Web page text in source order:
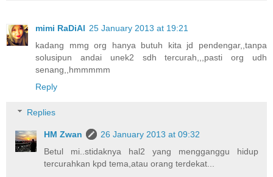
mimi RaDiAl 25 January 2013 at 19:21
kadang mmg org hanya butuh kita jd pendengar,,tanpa
solusipun andai unek2 sdh tercurah,,,pasti org udh
senang,,hmmmmm
Reply
Replies
HM Zwan
26 January 2013 at 09:32
Betul mi..stidaknya hal2 yang mengganggu hidup
tercurahkan kpd tema,atau orang terdekat...